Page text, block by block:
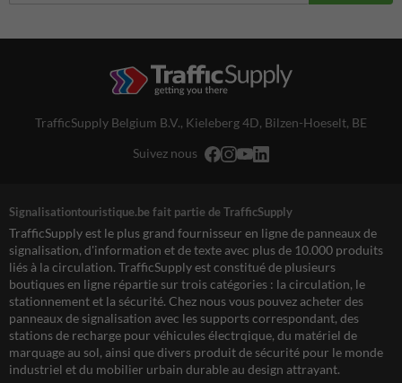
TrafficSupply Belgium B.V., Kieleberg 4D, Bilzen-Hoeselt, BE
Suivez nous
Signalisationtouristique.be fait partie de TrafficSupply
TrafficSupply est le plus grand fournisseur en ligne de panneaux de
signalisation, d'information et de texte avec plus de 10.000 produits
liés à la circulation. TrafficSupply est constitué de plusieurs
boutiques en ligne répartie sur trois catégories : la circulation, le
stationnement et la sécurité. Chez nous vous pouvez acheter des
panneaux de signalisation avec les supports correspondant, des
stations de recharge pour véhicules électrqique, du matériel de
marquage au sol, ainsi que divers produit de sécurité pour le monde
industriel et du mobilier urbain durable au design attrayant.